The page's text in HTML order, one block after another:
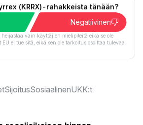
(KRRX)-rahakkeista tänään?
Negatiivinen
vain käyttäjien mielipiteitä eikä se ole
ei tue sitä, eikä sen ole tarkoitus osoittaa tulevaa
SijoitusSosiaalinenUKK:t